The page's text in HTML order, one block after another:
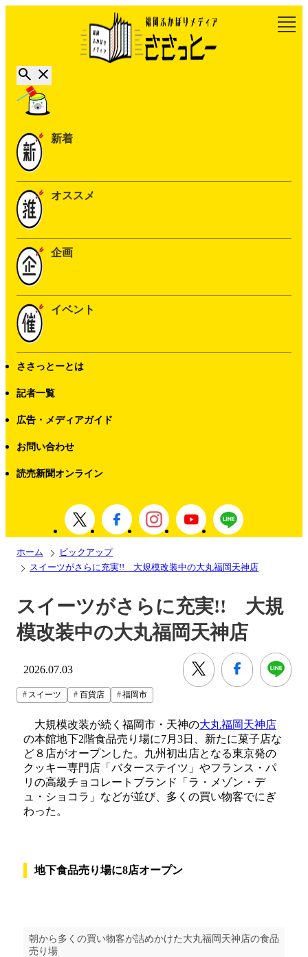
新着
オススメ
企画
イベント
ささっとーとは
記者一覧
広告・メディアガイド
お問い合わせ
読売新聞オンライン
ホーム
ピックアップ
スイーツがさらに充実!! 大規模改装中の大丸福岡天神店
スイーツがさらに充実!! 大規
模改装中の大丸福岡天神店
2026.07.03
スイーツ 百貨店 福岡市
大規模改装が続く福岡市・天神の大丸福岡天神店
の本館地下2階食品売り場に7月3日、新たに菓子店な
ど８店がオープンした。九州初出店となる東京発の
クッキー専門店「バターステイツ」やフランス・パ
リの高級チョコレートブランド「ラ・メゾン・デ
ュ・ショコラ」などが並び、多くの買い物客でにぎ
わった。
地下食品売り場に8店オープン
朝から多くの買い物客が詰めかけた大丸福岡天神店の食品
売り場